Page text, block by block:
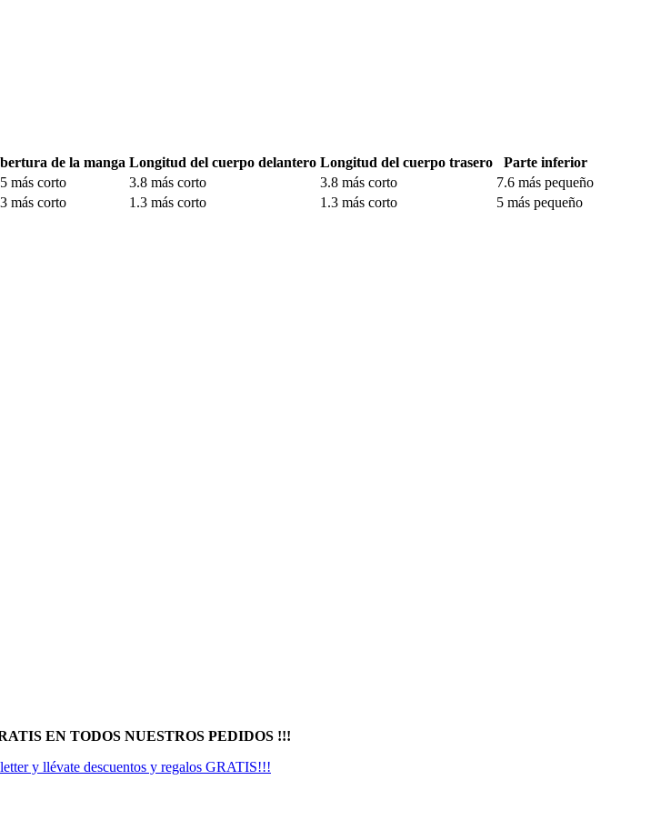
de la manga Longitud del cuerpo delantero Longitud del cuerpo trasero
Parte inferior
más corto 3.8 más corto 3.8 más corto
7.6 más pequeño
más corto 1.3 más corto 1.3 más corto 5 más pequeño
EN TODOS NUESTROS PEDIDOS !!!
y llévate descuentos y regalos GRATIS!!!